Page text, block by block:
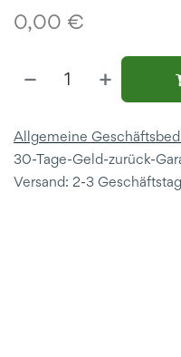
0,00 €
Allgemeine
30-Tage-Geld-zurück-
Versand: 2-3